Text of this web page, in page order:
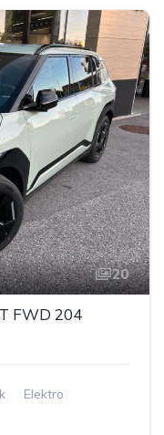
20
FWD 204
Elektro